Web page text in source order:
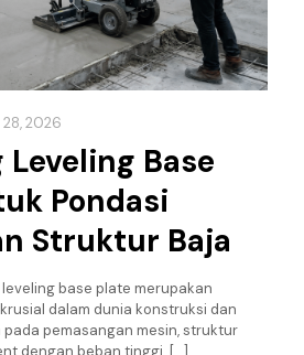
28, 2026
Base
Pondasi
Struktur Baja
base plate merupakan
dalam dunia konstruksi dan
pemasangan mesin, struktur
dengan beban tinggi. […]